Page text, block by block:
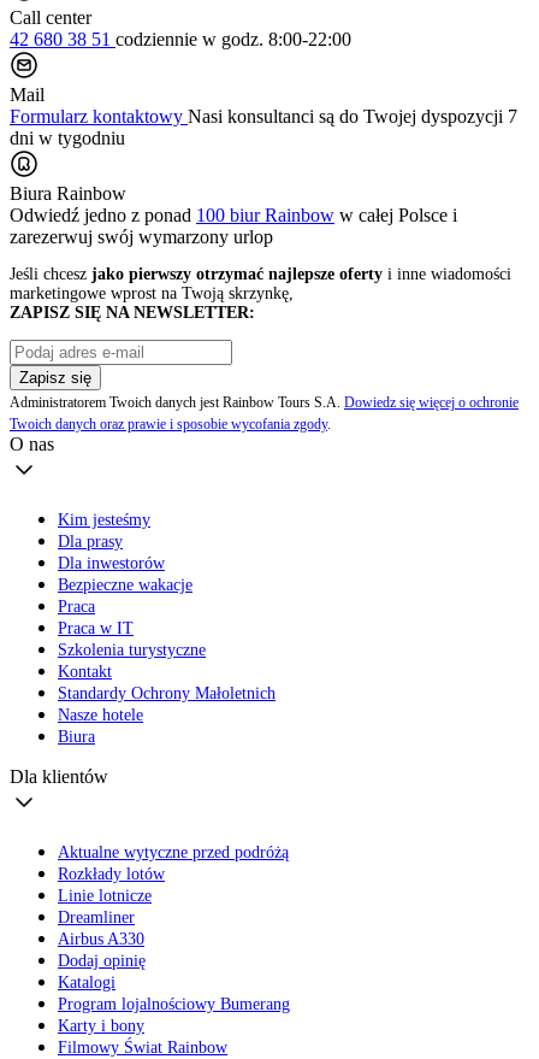
Call center
42 680 38 51 codziennie w godz. 8:00-22:00
Mail
Formularz kontaktowy Nasi konsultanci są do Twojej dyspozycji 7
dni w tygodniu
Biura Rainbow
Odwiedź jedno z ponad 100 biur Rainbow w całej Polsce i
zarezerwuj swój wymarzony urlop
Jeśli chcesz jako pierwszy otrzymać najlepsze oferty i inne wiadomości
marketingowe wprost na Twoją skrzynkę,
ZAPISZ SIĘ NA NEWSLETTER:
Zapisz się
Administratorem Twoich danych jest Rainbow Tours S.A. Dowiedz się więcej o ochronie
Twoich danych oraz prawie i sposobie wycofania zgody.
O nas
Kim jesteśmy
Dla prasy
Dla inwestorów
Bezpieczne wakacje
Praca
Praca w IT
Szkolenia turystyczne
Kontakt
Standardy Ochrony Małoletnich
Nasze hotele
Biura
Dla klientów
Aktualne wytyczne przed podróżą
Rozkłady lotów
Linie lotnicze
Dreamliner
Airbus A330
Dodaj opinię
Katalogi
Program lojalnościowy Bumerang
Karty i bony
Filmowy Świat Rainbow